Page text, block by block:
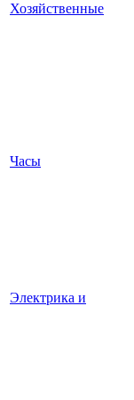
Хозяйственные
Часы
Электрика и